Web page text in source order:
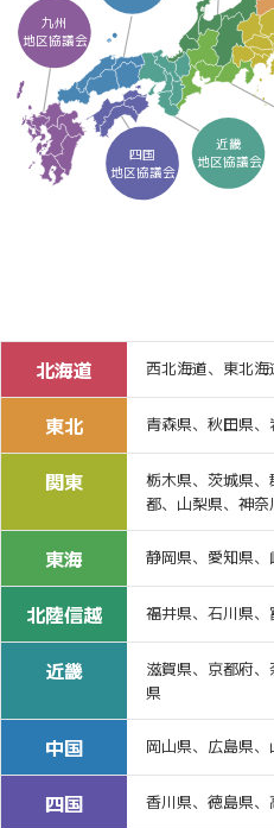
九州
地区協議会
近畿
地区協議会
四国
地区協議会
北海道 西北海道、東北海
東北 青森県、秋田県
関東
栃木県、茨城県
都、山梨県、神奈
東海 静岡県、愛知県
北陸信越 福井県、石川県
近畿
滋賀県、京都府
県
中国 岡山県、広島県
四国 香川県、徳島県